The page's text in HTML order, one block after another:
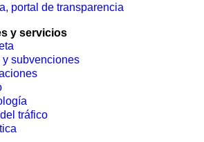
portal de transparencia
y servicios
y subvenciones
tráfico